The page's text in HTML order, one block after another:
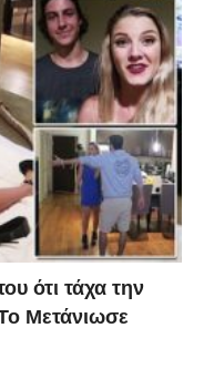
ότι τάχα την
Μετάνιωσε